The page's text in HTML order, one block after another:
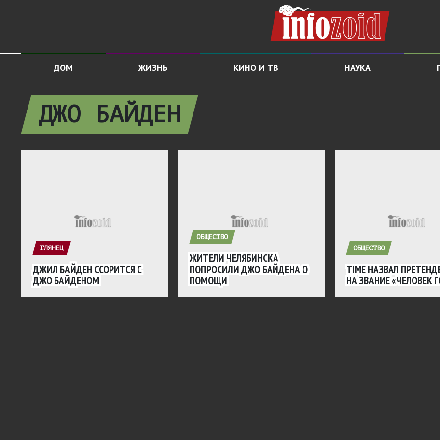
ДОМ ЖИЗНЬ КИНО И ТВ НАУКА
ДЖО БАЙДЕН
ГЛЯНЕЦ
ДЖИЛ БАЙДЕН ССОРИТСЯ С
ДЖО БАЙДЕНОМ
ОБЩЕСТВО
ЖИТЕЛИ ЧЕЛЯБИНСКА
ПОПРОСИЛИ ДЖО БАЙДЕНА О
ПОМОЩИ
ОБЩЕСТВО
TIME НАЗВАЛ
НА ЗВАНИЕ «ЧЕЛОВЕК